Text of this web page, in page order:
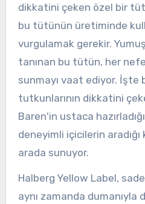
dikkatini çeken özel bir
bu tütünün üretiminde
vurgulamak gerekir.
tanınan bu tütün, her
sunmayı vaat ediyor. İşte
tutkunlarının dikkatini
Baren'in ustaca
deneyimli içicilerin
arada sunuyor.
Halberg Yellow Label,
aynı zamanda dumanıyla